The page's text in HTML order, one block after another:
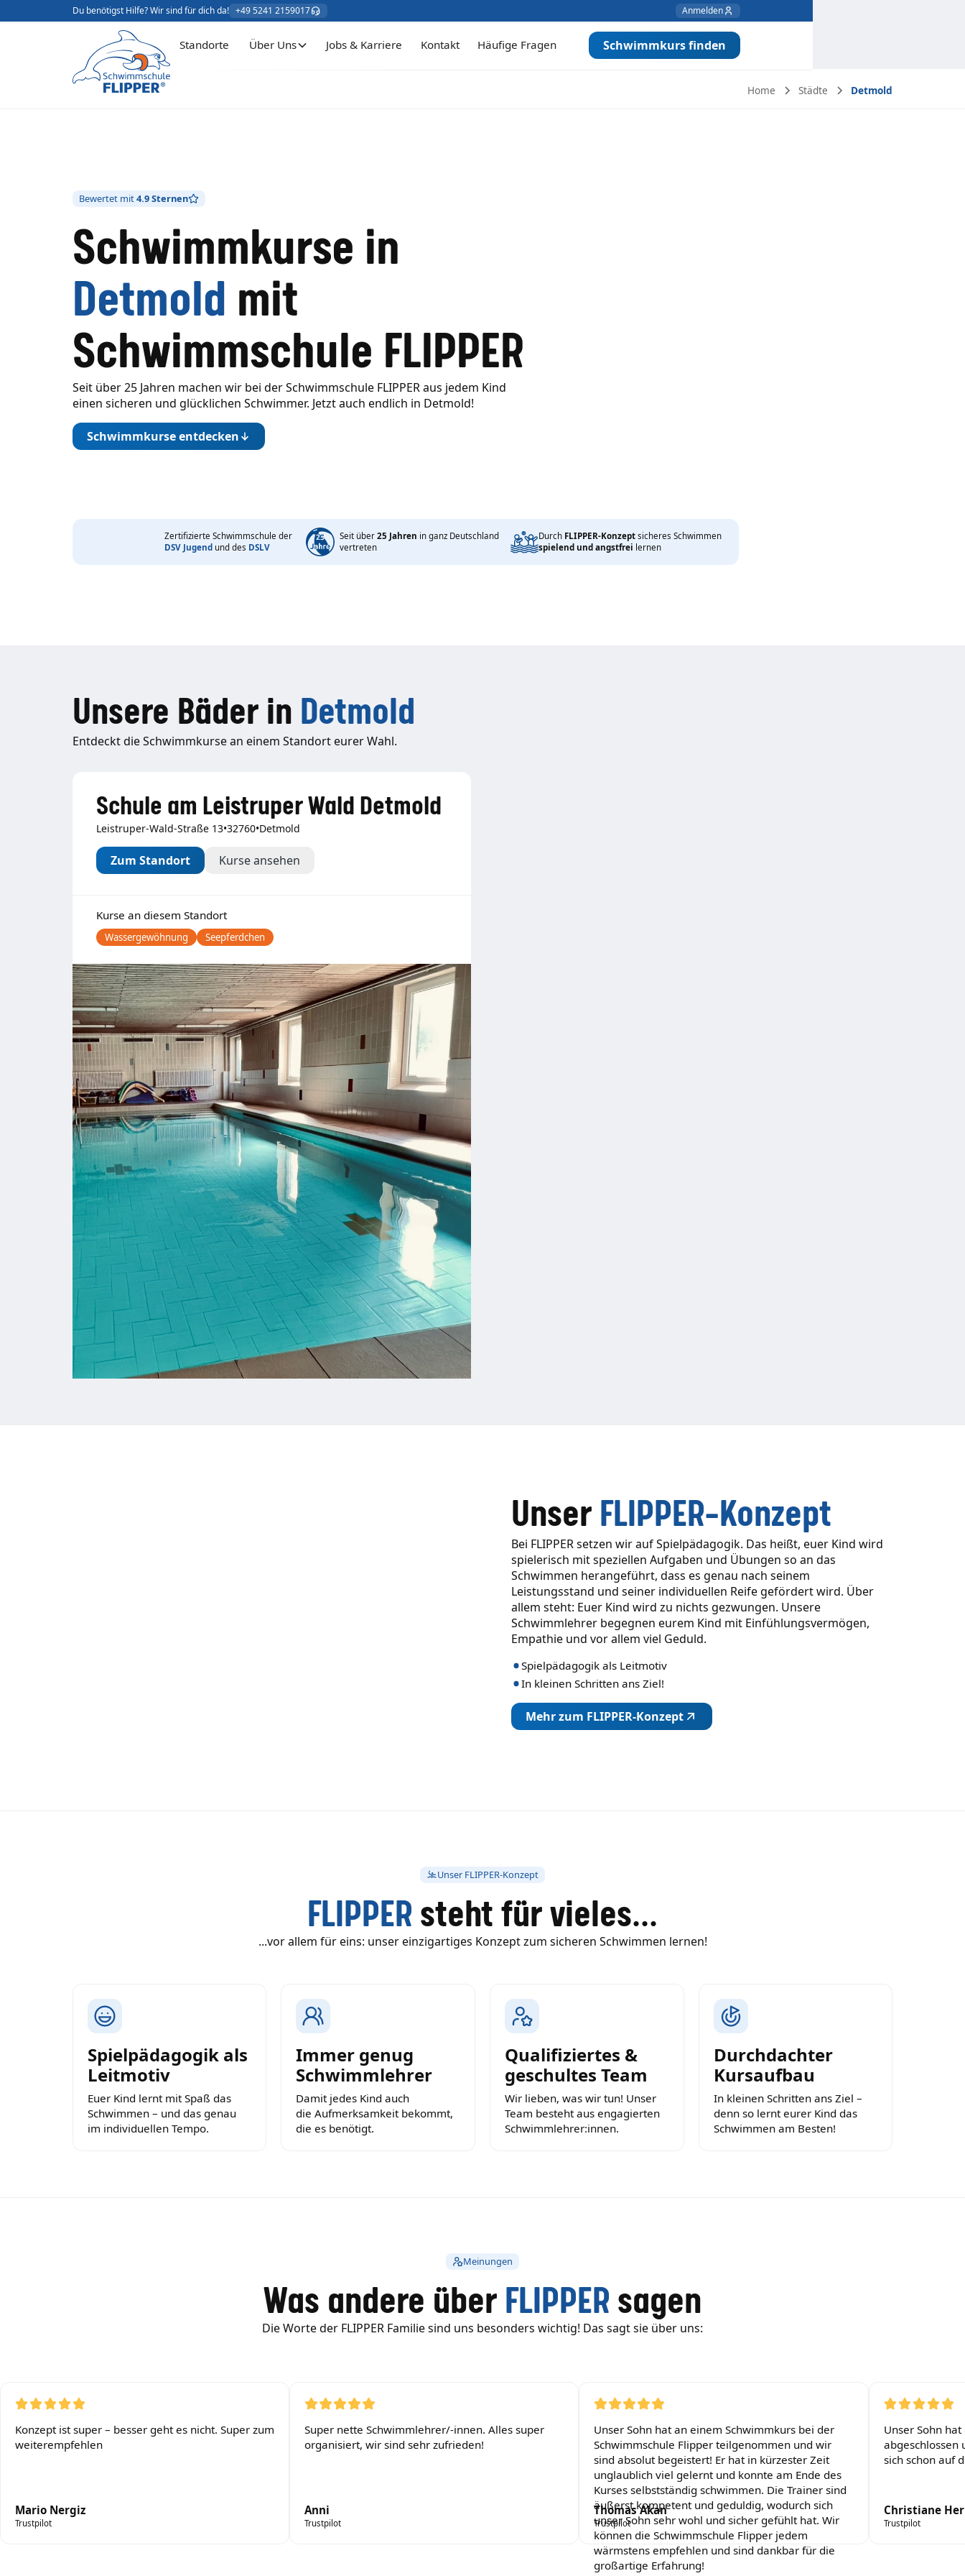
Du benötigst Hilfe? Wir sind für dich da! +49 5241 2159017 Anmelden
Standorte Über Uns Jobs & Karriere Kontakt Häufige Fragen Schwimmkurs finden
Home Städte Detmold
Bewertet mit4.9 Sternen
Schwimmkurse in
Detmold mit
Schwimmschule FLIPPER
Seit über 25 Jahren machen wir bei der Schwimmschule FLIPPER aus jedem Kind
einen sicheren und glücklichen Schwimmer. Jetzt auch endlich in Detmold!
Schwimmkurse entdecken
Zertifizierte Schwimmschule der
DSV Jugend und des DSLV
Seit über25 Jahren in ganz Deutschland
vertreten
Durch FLIPPER-Konzept sicheres Schwimmen
spielend und angstfrei lernen
Unsere Bäder in Detmold
Entdeckt die Schwimmkurse an einem Standort eurer Wahl.
Schule am Leistruper Wald Detmold
Leistruper-Wald-Straße 13•32760•Detmold
Zum Standort Kurse ansehen
Kurse an diesem Standort
Wassergewöhnung Seepferdchen
Unser FLIPPER-Konzept
Bei FLIPPER setzen wir auf Spielpädagogik. Das heißt, euer Kind wird
spielerisch mit speziellen Aufgaben und Übungen so an das
Schwimmen herangeführt, dass es genau nach seinem
Leistungsstand und seiner individuellen Reife gefördert wird. Über
allem steht: Euer Kind wird zu nichts gezwungen. Unsere
Schwimmlehrer begegnen eurem Kind mit Einfühlungsvermögen,
Empathie und vor allem viel Geduld.
Spielpädagogik als Leitmotiv
In kleinen Schritten ans Ziel!
Mehr zum FLIPPER-Konzept
Unser FLIPPER-Konzept
FLIPPER steht für vieles...
...vor allem für eins: unser einzigartiges Konzept zum sicheren Schwimmen lernen!
Spielpädagogik als
Leitmotiv
Euer Kind lernt mit Spaß das
Schwimmen – und das genau
im individuellen Tempo.
Immer genug
Schwimmlehrer
Damit jedes Kind auch
die Aufmerksamkeit bekommt,
die es benötigt.
Qualifiziertes &
geschultes Team
Wir lieben, was wir tun! Unser
Team besteht aus engagierten
Schwimmlehrer:innen.
Durchdachter
Kursaufbau
In kleinen Schritten ans Ziel –
denn so lernt eurer Kind das
Schwimmen am Besten!
Meinungen
Was andere über FLIPPER sagen
Die Worte der FLIPPER Familie sind uns besonders wichtig! Das sagt sie über uns:
Konzept ist super – besser geht es nicht. Super zum
weiterempfehlen
Mario Nergiz
Trustpilot
Super nette Schwimmlehrer/-innen. Alles super
organisiert, wir sind sehr zufrieden!
Anni
Trustpilot
Unser Sohn hat an einem Schwimmkurs bei der
Schwimmschule Flipper teilgenommen und wir
sind absolut begeistert! Er hat in kürzester Zeit
unglaublich viel gelernt und konnte am Ende des
Kurses selbstständig schwimmen. Die Trainer sind
äußerst kompetent und geduldig, wodurch sich
unser Sohn sehr wohl und sicher gefühlt hat. Wir
können die Schwimmschule Flipper jedem
wärmstens empfehlen und sind dankbar für die
großartige Erfahrung!
Thomas Akan
Trustpilot
Unser Sohn
abgeschlossen
sich schon auf
Christiane
Trustpilot